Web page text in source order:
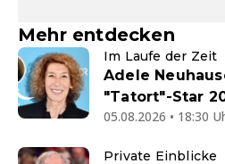
Mehr entdecken
Im Laufe der Zeit
Adele
"Tatort"-Star
05.08.2026 • 18:30
Private Einblicke